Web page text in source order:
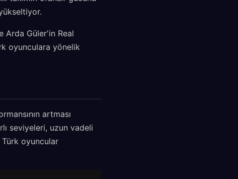
Arda Güler'in Real
oyunculara yönelik
artması
seviyeleri, uzun vadeli
oyuncular